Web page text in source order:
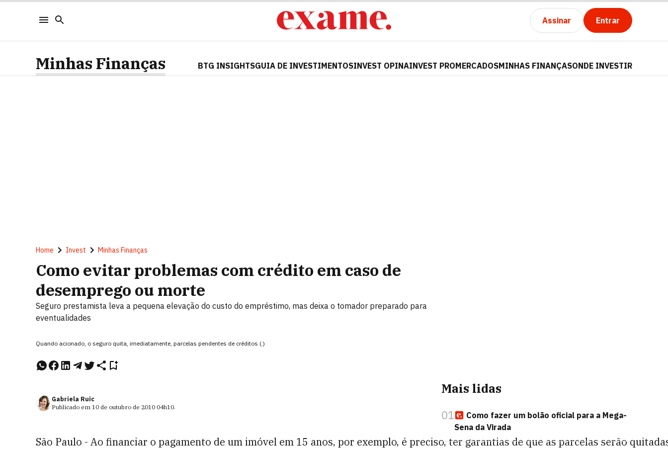
Assinar Entrar
Minhas Finanças BTG INSIGHTSGUIA DE INVESTIMENTOSINVEST OPINAINVEST PROMERCADOSMINHAS FINANÇASONDE INVESTIR
Home Invest Minhas Finanças
Como evitar problemas com crédito em caso de
desemprego ou morte
Seguro prestamista leva a pequena elevação do custo do empréstimo, mas deixa o tomador preparado para
eventualidades
Quando acionado, o seguro quita, imediatamente, parcelas pendentes de créditos (.)
Gabriela Ruic
Publicado em 10 de outubro de 2010 04h10.
São Paulo - Ao financiar o pagamento de um imóvel em 15 anos, por exemplo, é preciso, ter garantias de que as parcelas serão
Mais lidas
01
Como fazer um bolão oficial para a Mega-
Sena da Virada